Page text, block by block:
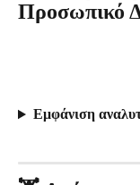
Προσωπικό
Εμφάνιση